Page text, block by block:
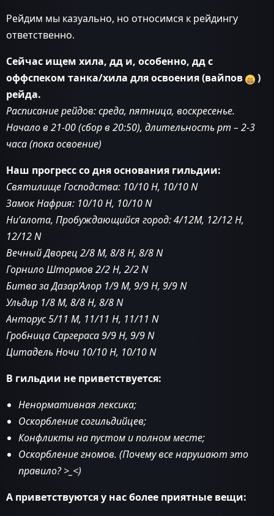
Рейдим мы казуально, но относимся к рейдингу
ответственно.
Сейчас ищем хила, дд и, особенно, дд с
оффспеком танка/хила для освоения (вайпов
)
рейда.
Расписание рейдов: среда, пятница, воскресенье.
Начало в 21-00 (сбор в 20:50), длительность рт – 2-3
часа (пока освоение)
Наш прогресс со дня основания гильдии:
Святилище Господства: 10/10 Н, 10/10 N
Замок Нафрия: 10/10 Н, 10/10 N
Ни’алота, Пробуждающийся город: 4/12М, 12/12 H,
12/12 N
Вечный Дворец 2/8 М, 8/8 Н, 8/8 N
Горнило Штормов 2/2 Н, 2/2 N
Битва за Дазар’Алор 1/9 M, 9/9 H, 9/9 N
Ульдир 1/8 M, 8/8 H, 8/8 N
Анторус 5/11 M, 11/11 H, 11/11 N
Гробница Саргераса 9/9 H, 9/9 N
Цитадель Ночи 10/10 H, 10/10 N
В гильдии не приветствуется:
Ненормативная лексика;
Оскорбление согильдийцев;
Конфликты на пустом и полном месте;
Оскорбление гномов. (Почему все нарушают это
правило? >_<)
А приветствуются у нас более приятные вещи: